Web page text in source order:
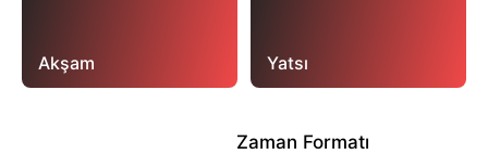
Akşam Yatsı
Zaman Formatı